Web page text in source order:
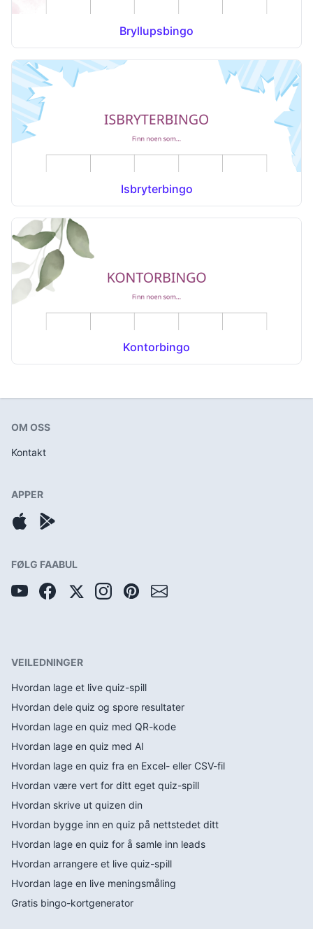
Bryllupsbingo
Isbryterbingo
Kontorbingo
OM OSS
Kontakt
APPER
FØLG FAABUL
VEILEDNINGER
Hvordan lage et live quiz-spill
Hvordan dele quiz og spore resultater
Hvordan lage en quiz med QR-kode
Hvordan lage en quiz med AI
Hvordan lage en quiz fra en Excel- eller CSV-fil
Hvordan være vert for ditt eget quiz-spill
Hvordan skrive ut quizen din
Hvordan bygge inn en quiz på nettstedet ditt
Hvordan lage en quiz for å samle inn leads
Hvordan arrangere et live quiz-spill
Hvordan lage en live meningsmåling
Gratis bingo-kortgenerator